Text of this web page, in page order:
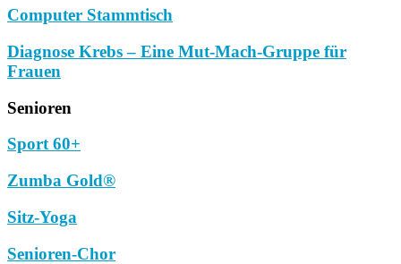
Computer Stammtisch
Diagnose Krebs – Eine Mut-Mach-Gruppe für
Frauen
Senioren
Sport 60+
Zumba Gold®
Sitz-Yoga
Senioren-Chor